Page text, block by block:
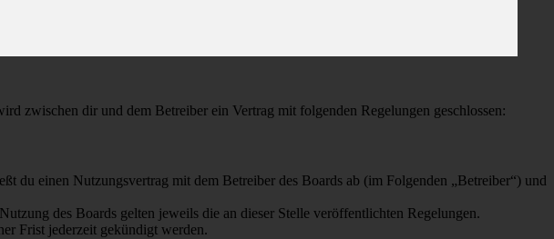
dir und dem Betreiber ein Vertrag mit folgenden Regelungen geschlossen:
einen Nutzungsvertrag mit dem Betreiber des Boards ab (im Folgenden „Betreiber“) und
des Boards gelten jeweils die an dieser Stelle veröffentlichten Regelungen.
Frist jederzeit gekündigt werden.